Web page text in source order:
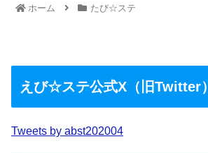
ホーム たび☆ステ
えび☆ステ公式X（旧Twitter）
Tweets by abst202004